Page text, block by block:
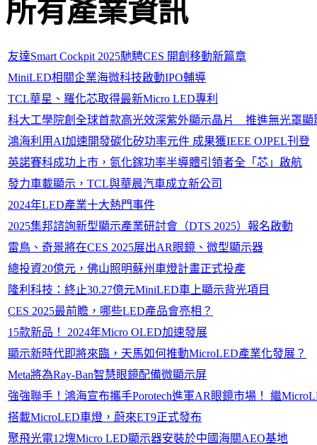
所有產業資訊
友達Smart Cockpit 2025馳騁CES 開創移動新篇章
MiniLED相關企業海微科技啟動IPO輔導
TCL華星、羅化芯取得最新Micro LED專利
科大工學院創全球首款高光效深紫外顯示晶片 推進無光罩顯
鴻海利用AI加速開發碳化矽功率元件 成果獲IEEE OJPEL刊登
英諾賽科成功上市，氮化鎵功率半導體引領者全「芯」啟航
發力車載顯示，TCL與華晨汽車成立新公司
2024年LED產業十大熱門事件
2025集邦諮詢新型顯示產業研討會（DTS 2025）報名啟動
雷鳥、奇景將在CES 2025展出AR眼鏡、微型顯示器
總投資20億元，佛山照明蘇州車燈計畫正式投產
隆利科技：終止30.27億元MiniLED車上顯示背光項目
CES 2025最前瞻，哪些LED產品會亮相？
15款新品！ 2024年Micro OLED加速發展
顯示新時代即將來臨，天馬如何推動MicroLED產業化發展？
Meta將為Ray-Ban智慧眼鏡配備微顯示屏
強強聯手！鴻海宣布攜手Porotech進軍AR眼鏡市場！ 繼
搭載MicroLED車燈，蔚來ET9正式發布
聚飛光電12塊Micro LED顯示器安裝於中國海關AEO基地